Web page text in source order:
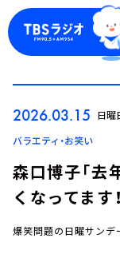
ログ
2026.03.15 日曜
バラエティ・お笑い
森口博子「去
くなってます
爆笑問題の日曜サンデ